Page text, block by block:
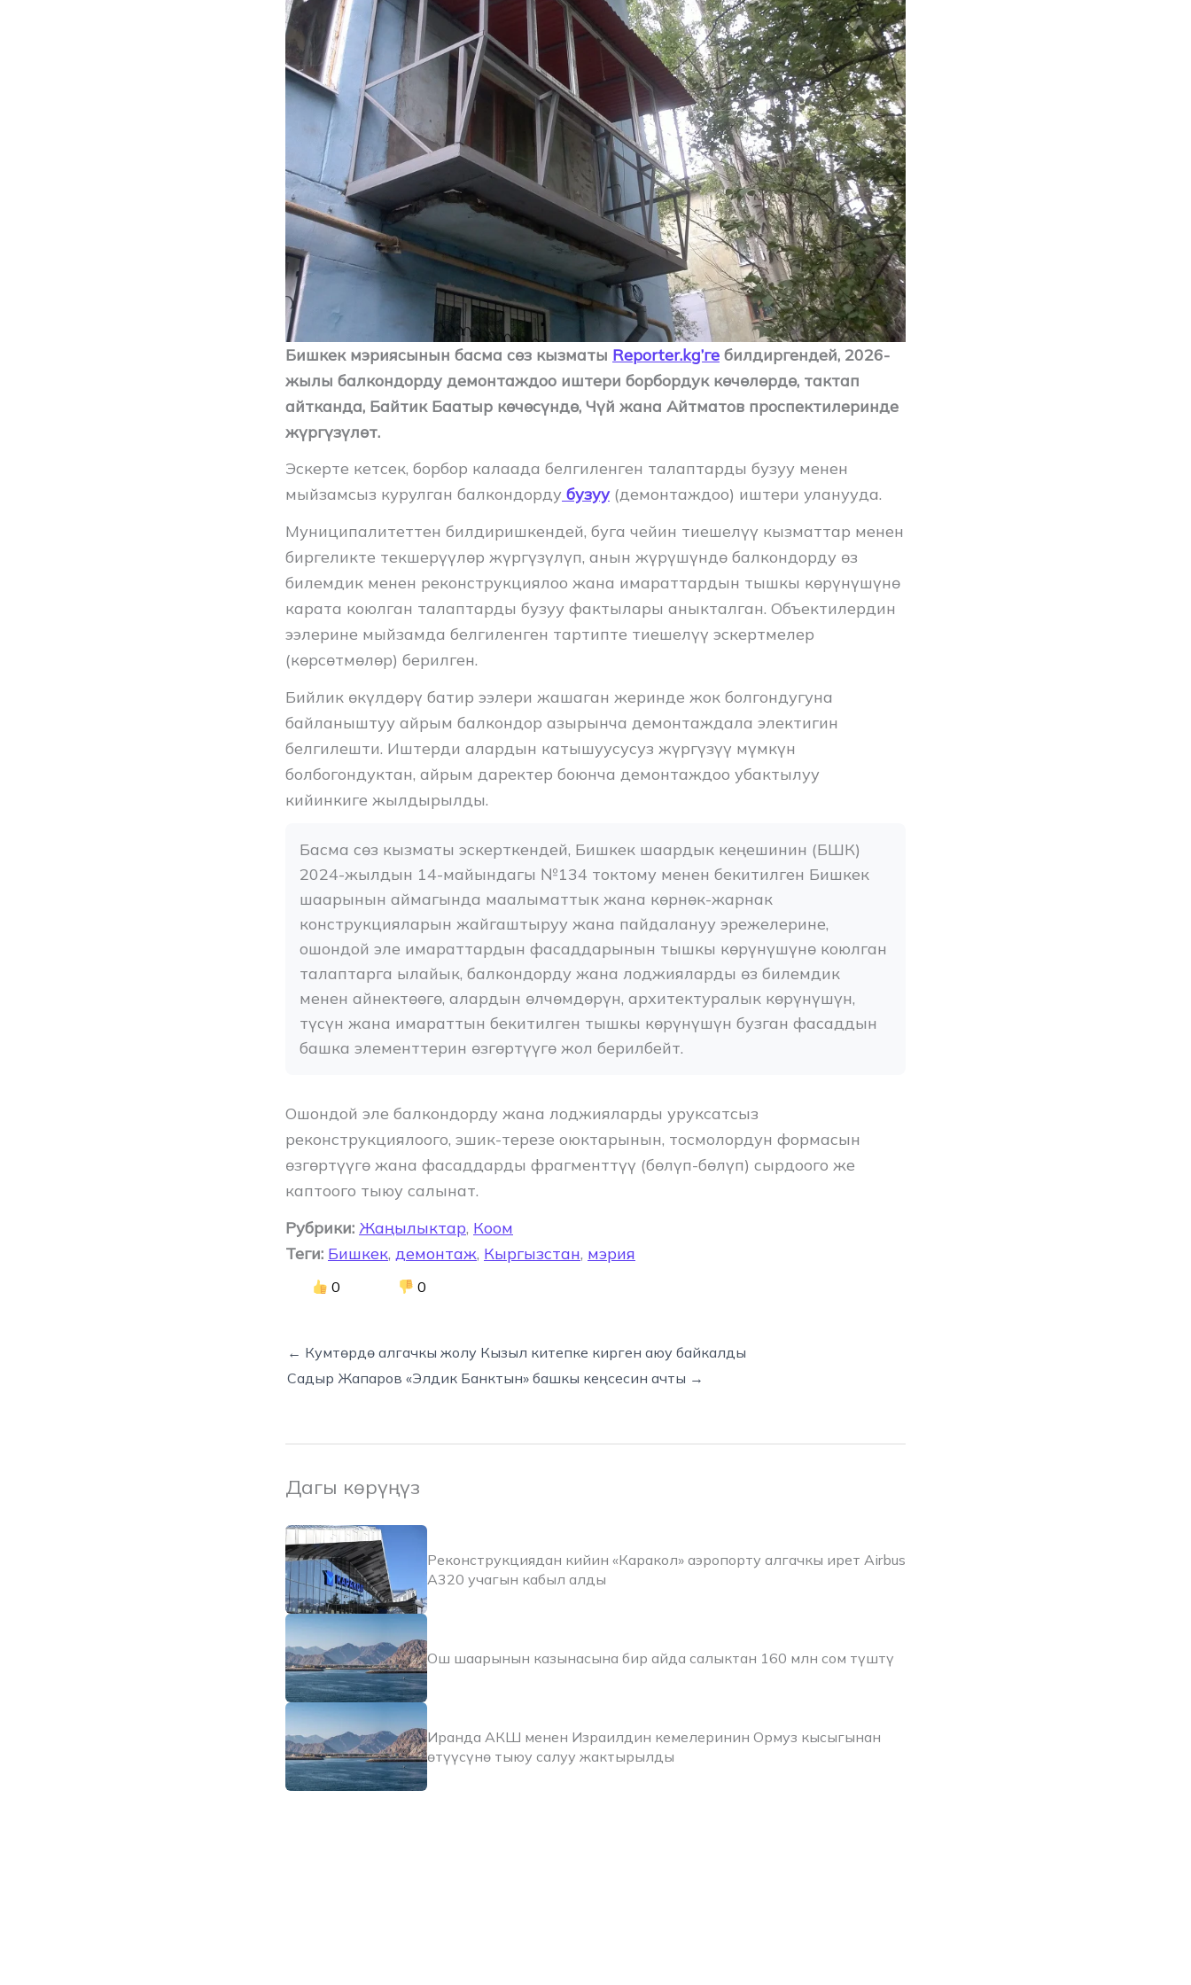
Бишкек мэриясынын басма сөз кызматы Reporter.kg’ге билдиргендей, 2026-
жылы балкондорду демонтаждоо иштери борбордук көчөлөрдө, тактап
айтканда, Байтик Баатыр көчөсүндө, Чүй жана Айтматов проспектилеринде
жүргүзүлөт.
Эскерте кетсек, борбор калаада белгиленген талаптарды бузуу менен
мыйзамсыз курулган балкондорду бузуу(демонтаждоо) иштери уланууда.
Муниципалитеттен билдиришкендей, буга чейин тиешелүү кызматтар менен
биргеликте текшерүүлөр жүргүзүлүп, анын жүрүшүндө балкондорду өз
билемдик менен реконструкциялоо жана имараттардын тышкы көрүнүшүнө
карата коюлган талаптарды бузуу фактылары аныкталган. Объектилердин
ээлерине мыйзамда белгиленген тартипте тиешелүү эскертмелер
(көрсөтмөлөр) берилген.
Бийлик өкүлдөрү батир ээлери жашаган жеринде жок болгондугуна
байланыштуу айрым балкондор азырынча демонтаждала электигин
белгилешти. Иштерди алардын катышуусусуз жүргүзүү мүмкүн
болбогондуктан, айрым даректер боюнча демонтаждоо убактылуу
кийинкиге жылдырылды.
Басма сөз кызматы эскерткендей, Бишкек шаардык кеңешинин (БШК)
2024-жылдын 14-майындагы №134 токтому менен бекитилген Бишкек
шаарынын аймагында маалыматтык жана көрнөк-жарнак
конструкцияларын жайгаштыруу жана пайдалануу эрежелерине,
ошондой эле имараттардын фасаддарынын тышкы көрүнүшүнө коюлган
талаптарга ылайык, балкондорду жана лоджияларды өз билемдик
менен айнектөөгө, алардын өлчөмдөрүн, архитектуралык көрүнүшүн,
түсүн жана имараттын бекитилген тышкы көрүнүшүн бузган фасаддын
башка элементтерин өзгөртүүгө жол берилбейт.
Ошондой эле балкондорду жана лоджияларды уруксатсыз
реконструкциялоого, эшик-терезе оюктарынын, тосмолордун формасын
өзгөртүүгө жана фасаддарды фрагменттүү (бөлүп-бөлүп) сырдоого же
каптоого тыюу салынат.
Рубрики: Жаңылыктар, Коом
Теги: Бишкек, демонтаж, Кыргызстан, мэрия
0 0
← Кумтөрдө алгачкы жолу Кызыл китепке кирген аюу байкалды
Садыр Жапаров «Элдик Банктын» башкы кеңсесин ачты →
Дагы көрүңүз
Реконструкциядан кийин «Каракол» аэропорту алгачкы ирет Airbus
A320 учагын кабыл алды
Ош шаарынын казынасына бир айда салыктан 160 млн сом түштү
Иранда АКШ менен Израилдин кемелеринин Ормуз кысыгынан
өтүүсүнө тыюу салуу жактырылды